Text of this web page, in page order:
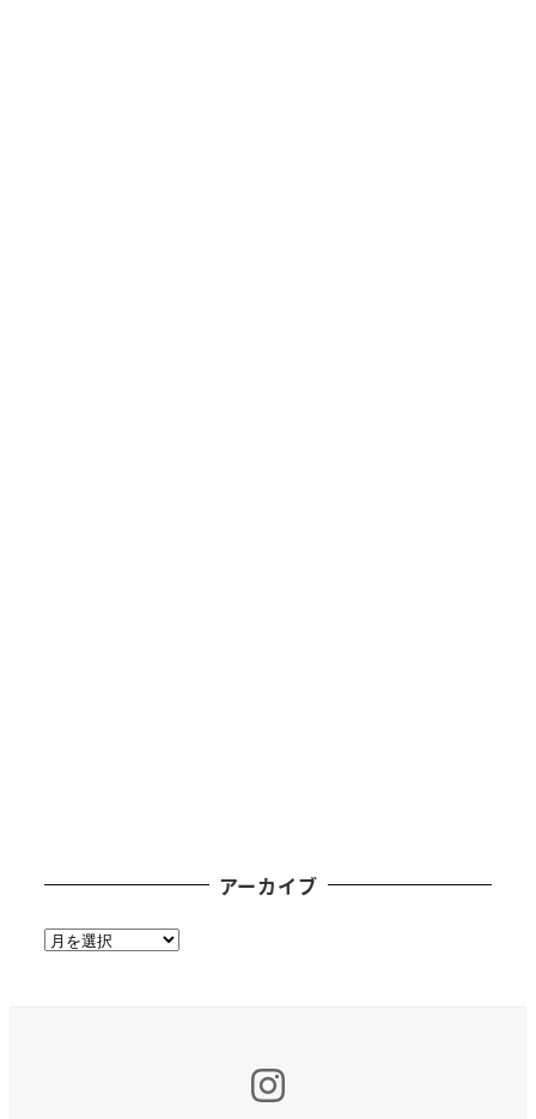
アーカイブ
ア
Insta